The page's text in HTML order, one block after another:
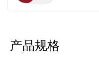
产品规格